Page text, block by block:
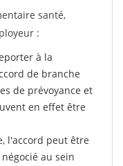
santé,
:
à la
de branche
de prévoyance et
en effet être
l'accord peut être
au sein